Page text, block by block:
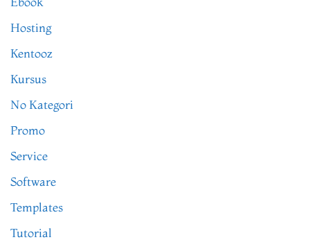
Hosting
Kentooz
Kursus
No Kategori
Promo
Service
Software
Templates
Tutorial